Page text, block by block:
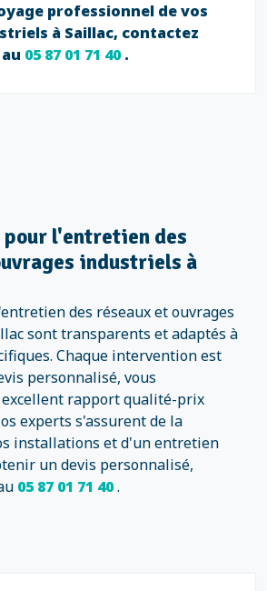
professionnel de vos
à Saillac, contactez
05 87 01 71 40.
l'entretien des
industriels à
des réseaux et ouvrages
sont transparents et adaptés à
Chaque intervention est
personnalisé, vous
rapport qualité-prix
experts s'assurent de la
installations et d'un entretien
un devis personnalisé,
05 87 01 71 40.